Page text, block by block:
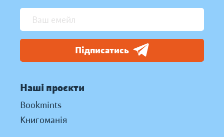
Підписатись
Наші проєкти
Bookmints
Книгоманія